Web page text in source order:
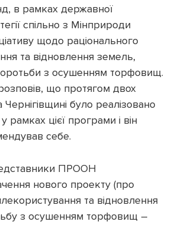
dyvys.info
в рамках державної
спільно з Мінприроди
щодо раціонального
та відновлення земель,
з осушенням торфовищ.
що протягом двох
Чернігівщині було реалізовано
рамках цієї програми і він
себе.
ПРООН
нового проекту (про
та відновлення
з осушенням торфовищ –